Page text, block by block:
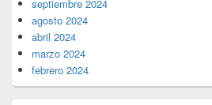
septiembre 2024
agosto 2024
abril 2024
marzo 2024
febrero 2024